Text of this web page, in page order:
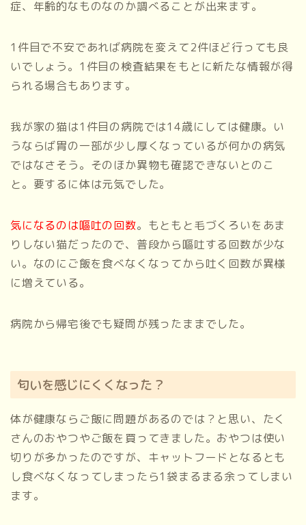
症、年齢的なものなのか調べることが出来ます。
1件目で不安であれば病院を変えて2件ほど行っても良
いでしょう。1件目の検査結果をもとに新たな情報が得
られる場合もあります。
我が家の猫は1件目の病院では14歳にしては健康。い
うならば胃の一部が少し厚くなっているが何かの病気
ではなさそう。そのほか異物も確認できないとのこ
と。要するに体は元気でした。
気になるのは嘔吐の回数。もともと毛づくろいをあま
りしない猫だったので、普段から嘔吐する回数が少な
い。なのにご飯を食べなくなってから吐く回数が異様
に増えている。
病院から帰宅後でも疑問が残ったままでした。
匂いを感じにくくなった？
体が健康ならご飯に問題があるのでは？と思い、たく
さんのおやつやご飯を買ってきました。おやつは使い
切りが多かったのですが、キャットフードとなるとも
し食べなくなってしまったら1袋まるまる余ってしまい
ます。